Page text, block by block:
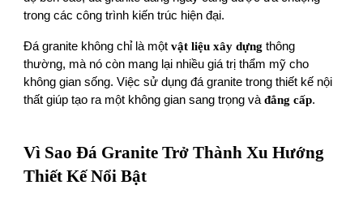
trong các công trình kiến trúc hiện đại.
Đá granite không chỉ là mộtvật liệu xây dựng thông
thường, mà nó còn mang lại nhiều giá trị thẩm mỹ cho
không gian sống. Việc sử dụng đá granite trong thiết kế nội
thất giúp tạo ra một không gian sang trọng vàđẳng cấp.
Vì Sao Đá Granite Trở Thành Xu Hướng
Thiết Kế Nổi Bật